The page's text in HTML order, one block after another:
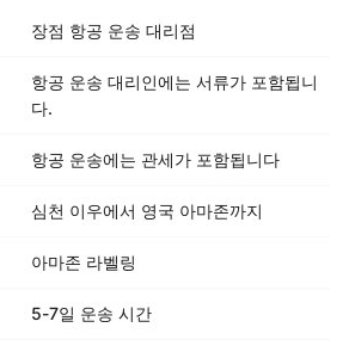
장점 항공 운송 대리점
항공 운송 대리인에는 서류가 포함됩니
다.
항공 운송에는 관세가 포함됩니다
심천 이우에서 영국 아마존까지
아마존 라벨링
5-7일 운송 시간